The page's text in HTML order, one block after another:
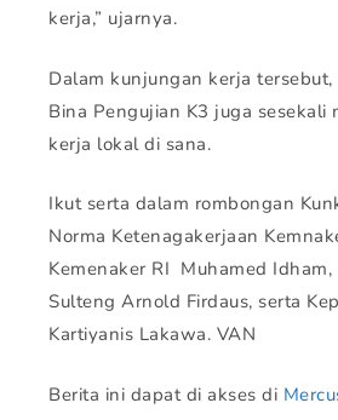
kerja,” ujarnya.
Dalam kunjungan kerja
Bina Pengujian K3 juga
kerja lokal di sana.
Ikut serta dalam rombongan
Norma Ketenagakerjaan
Kemenaker RI Muhamed
Sulteng Arnold Firdaus, serta
Kartiyanis Lakawa. VAN
Berita ini dapat di akses di